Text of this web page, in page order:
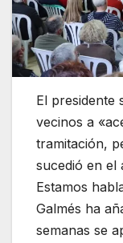
El presidente
vecinos a
tramitación,
sucedió en el
Estamos
Galmés ha
semanas se